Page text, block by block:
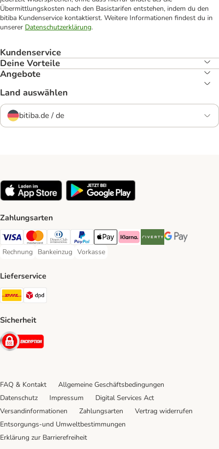
Übermittlungskosten nach den Basistarifen entstehen, indem du den
bitiba Kundenservice kontaktierst. Weitere Informationen findest du in
unserer Datenschutzerklärung.
Kundenservice
Deine Vorteile
Angebote
Land auswählen
bitiba.de / de
Zahlungsarten
Visa Payment Method
Mastercard Payment Method
Diners Club Payment Method
PayPal Payment Method
Apple Pay Payment Method
Klarna Payment Method
Riverty Payment Method
Google Pay
Rechnung
Rechnung Payment Method
Bankeinzug
Bankeinzug Payment Method
Vorkasse
Vorkasse Payment Method
Lieferservice
DHL Shipping Method
Sicherheit
Security
FAQ & Kontakt
Allgemeine Geschäftsbedingungen
Datenschutz
Impressum
Digital Services Act
Versandinformationen
Zahlungsarten
Vertrag widerrufen
Entsorgungs-und Umweltbestimmungen
Erklärung zur Barrierefreiheit